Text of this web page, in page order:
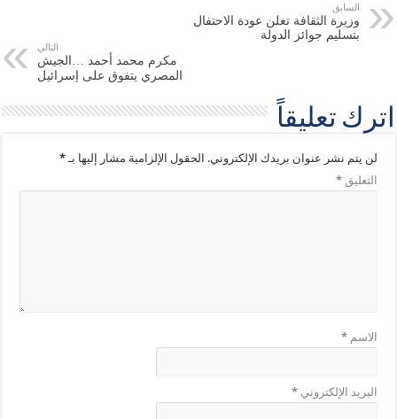
السابق
وزيرة الثقافة تعلن عودة الاحتفال
بتسليم جوائز الدولة
التالي
مكرم محمد أحمد …الجيش
المصري يتفوق على إسرائيل
اترك تعليقاً
لن يتم نشر عنوان بريدك الإلكتروني. الحقول الإلزامية مشار إليها بـ*
التعليق*
الاسم*
البريد الإلكتروني*